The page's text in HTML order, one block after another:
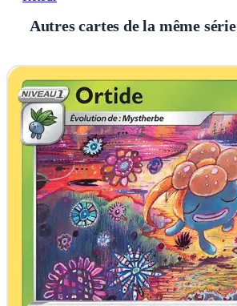
Autres cartes de la même série